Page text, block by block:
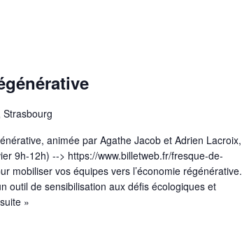
Strasbourg
animée par Agathe Jacob et Adrien Lacroix,
9h-12h) --> https://www.billetweb.fr/fresque-de-
mobiliser vos équipes vers l’économie régénérative.
outil de sensibilisation aux défis écologiques et
»